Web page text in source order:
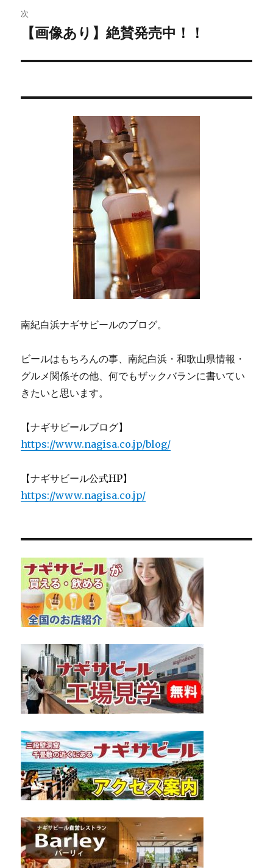
ゲ
ー
シ
稿:
次
投
【画像あり】絶賛発売中！！
南紀白浜ナギサビールのブログ。
ビールはもちろんの事、南紀白浜・和歌山県情報・
グルメ関係その他、何でもザックバランに書いてい
きたいと思います。
【ナギサビールブログ】
https://www.nagisa.co.jp/blog/
【ナギサビール公式HP】
https://www.nagisa.co.jp/